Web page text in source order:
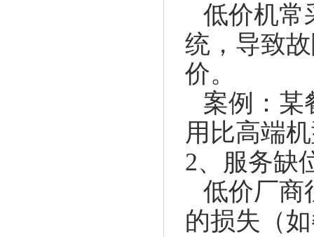
低价机常
统，导致
价。
案例：某
用比高端
2、服务缺
低价厂商
的损失（